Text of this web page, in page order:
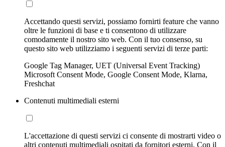
Accettando questi servizi, possiamo fornirti feature che vanno
oltre le funzioni di base e ti consentono di utilizzare
comodamente il nostro sito web. Con il tuo consenso, su
questo sito web utilizziamo i seguenti servizi di terze parti:
Google Tag Manager, UET (Universal Event Tracking)
Microsoft Consent Mode, Google Consent Mode, Klarna,
Freshchat
Contenuti multimediali esterni
L'accettazione di questi servizi ci consente di mostrarti video o
altri contenuti multimediali ospitati da fornitori esterni. Con il